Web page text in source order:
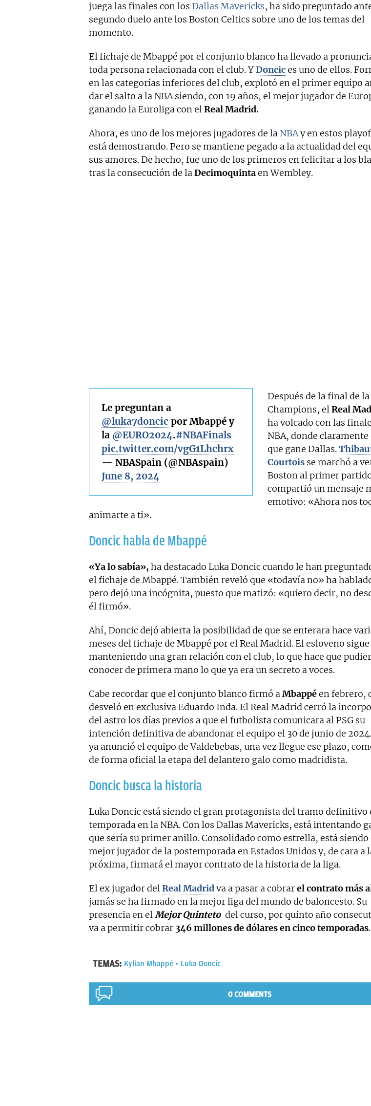
juega las finales con los Dallas Mavericks, ha sido preguntado
segundo duelo ante los Boston Celtics sobre uno de los temas del
momento.
El fichaje de Mbappé por el conjunto blanco ha llevado a
toda persona relacionada con el club. YDoncices uno de ellos.
en las categorías inferiores del club, explotó en el primer equipo
dar el salto a la NBA siendo, con 19 años, el mejor jugador de
ganando la Euroliga con elReal Madrid.
Ahora, es uno de los mejores jugadores de la NBAy en estos
está demostrando. Pero se mantiene pegado a la actualidad del
sus amores. De hecho, fue uno de los primeros en felicitar a los
tras la consecución de laDecimoquintaen Wembley.
Le preguntan a
@luka7doncic por Mbappé y
la @EURO2024.#NBAFinals
pic.twitter.com/vgG1Lhchrx
— NBASpain (@NBAspain)
June 8, 2024
Después de la final de la
Champions, elReal
ha volcado con las
NBA, donde claramente
que gane Dallas.
Courtois se marchó a
Boston al primer
compartió un mensaje
emotivo: «Ahora nos
animarte a ti».
Doncic habla de Mbappé
«Ya lo sabía», ha destacado Luka Doncic cuando le han
el fichaje de Mbappé. También reveló que «todavía no» ha
pero dejó una incógnita, puesto que matizó: «quiero decir, no
él firmó».
Ahí, Doncic dejó abierta la posibilidad de que se enterara hace
meses del fichaje de Mbappé por el Real Madrid. El esloveno sigue
manteniendo una gran relación con el club, lo que hace que
conocer de primera mano lo que ya era un secreto a voces.
Cabe recordar que el conjunto blanco firmó aMbappéen febrero,
desveló en exclusiva Eduardo Inda. El Real Madrid cerró la
del astro los días previos a que el futbolista comunicara al PSG su
intención definitiva de abandonar el equipo el 30 de junio de
ya anunció el equipo de Valdebebas, una vez llegue ese plazo,
de forma oficial la etapa del delantero galo como madridista.
Doncic busca la historia
Luka Doncic está siendo el gran protagonista del tramo definitivo
temporada en la NBA. Con los Dallas Mavericks, está intentando
que sería su primer anillo. Consolidado como estrella, está siendo
mejor jugador de la postemporada en Estados Unidos y, de cara a
próxima, firmará el mayor contrato de la historia de la liga.
El ex jugador delReal Madridva a pasar a cobrarel contrato más
jamás se ha firmado en la mejor liga del mundo de baloncesto. Su
presencia en elMejor Quinteto del curso, por quinto año
va a permitir cobrar 346 millones de dólares en cinco temporadas.
TEMAS: Kylian Mbappé Luka Doncic
0 COMMENTS